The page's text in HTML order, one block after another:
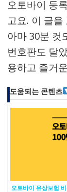
오토바이 등
고요. 이 글
아마 30분 컷
번호판도 달
용하고 즐거
도움되는 콘텐츠
오토바이 유상보험